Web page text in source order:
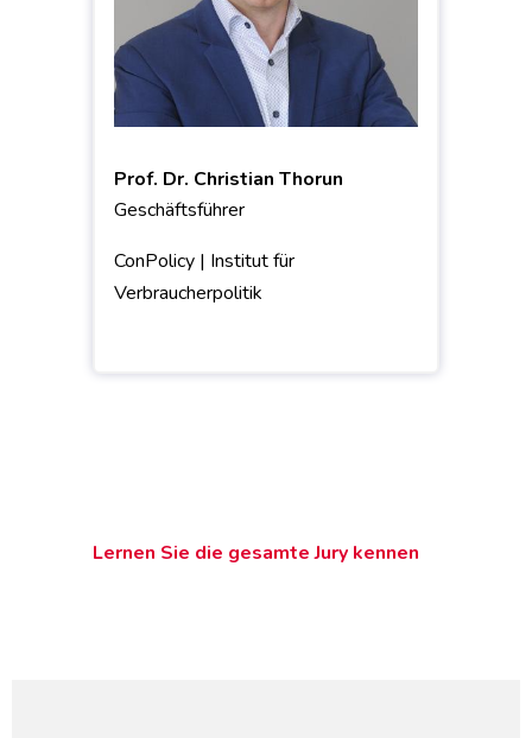
Prof. Dr. Christian Thorun
Geschäftsführer
ConPolicy | Institut für
Verbraucherpolitik
Lernen Sie die gesamte Jury kennen